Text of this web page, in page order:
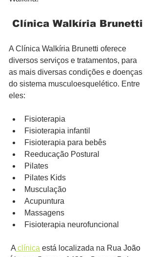
Clínica Walkíria Brunetti
A Clínica Walkíria Brunetti oferece
diversos serviços e tratamentos, para
as mais diversas condições e doenças
do sistema musculoesquelético. Entre
eles:
Fisioterapia
Fisioterapia infantil
Fisioterapia para bebês
Reeducação Postural
Pilates
Pilates Kids
Musculação
Acupuntura
Massagens
Fisioterapia neurofuncional
A clínica está localizada na Rua João